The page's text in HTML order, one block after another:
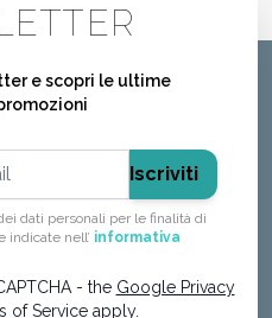
e scopri le ultime
Indirizzo email
Iscriviti
dati personali per le finalità di
indicate nell’ informativa
- the Google Privacy
of Serviceapply.